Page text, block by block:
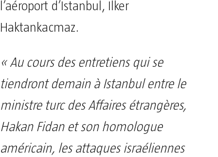
l’aéroport d’Istanbul, Ilker
Haktankacmaz.
« Au cours des entretiens qui se
tiendront demain à Istanbul entre le
ministre turc des Affaires étrangères,
Hakan Fidan et son homologue
américain, les attaques israéliennes